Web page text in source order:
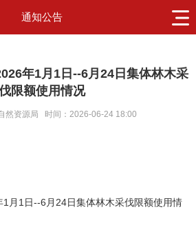
通知公告
年1月1日--6月24日集体林木采
限额使用情况
然资源局 时间：2026-06-24 18:00
月1日--6月24日集体林木采伐限额使用情